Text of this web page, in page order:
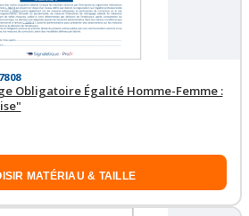
Obligatoire Égalité Homme-Femme :
MATÉRIAU & TAILLE